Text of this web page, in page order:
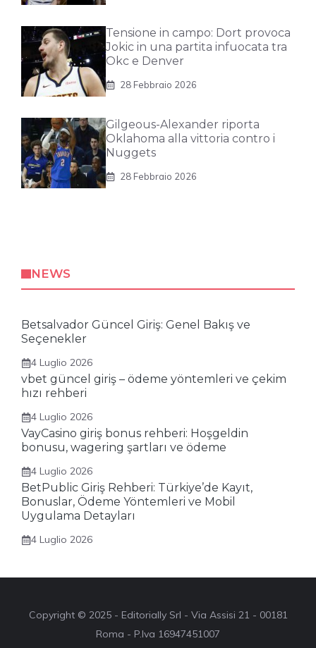
Tensione in campo: Dort provoca
Jokic in una partita infuocata tra
Okc e Denver
28 Febbraio 2026
Gilgeous-Alexander riporta
Oklahoma alla vittoria contro i
Nuggets
28 Febbraio 2026
NEWS
Betsalvador Güncel Giriş: Genel Bakış ve
Seçenekler
4 Luglio 2026
vbet güncel giriş – ödeme yöntemleri ve çekim
hızı rehberi
4 Luglio 2026
VayCasino giriş bonus rehberi: Hoşgeldin
bonusu, wagering şartları ve ödeme
4 Luglio 2026
BetPublic Giriş Rehberi: Türkiye’de Kayıt,
Bonuslar, Ödeme Yöntemleri ve Mobil
Uygulama Detayları
4 Luglio 2026
Copyright © 2025 - Editorially Srl - Via Assisi 21 - 00181
Roma - P.Iva 16947451007